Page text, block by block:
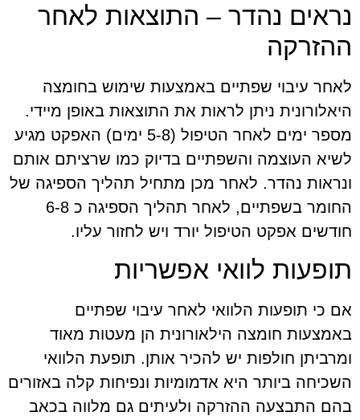
נראים נהדר – התוצאות לאחר
ההזרקה
לאחר עיבוי שפתיים באמצעות שימוש בחומצה
היאלורונית ניתן לראות את התוצאות באופן מיידי.
מספר ימים לאחר הטיפול (5-8 ימים) האפקט מגיע
לשיא העוצמה והשפתיים בדיוק כמו שרציתם אותם
ונראות נהדר. לאחר מכן מתחיל תהליך הספיגה של
החומר בשפתיים, לאחר תהליך הספיגה כ 6-8
חודשים אפקט הטיפול יורד ויש לחזור עליו.
תופעות לוואי אפשריות
אם כי תופעות הלוואי לאחר עיבוי שפתיים
באמצעות חומצה הילאורונית הן מעטות מאוד
ומרביתן חולפות יש להכיר אותן. תופעת הלוואי
השכיחה ביותר היא אדמומיות ונפיחות קלה באזורים
בהם התבצעה ההזרקה ולעיתים גם מלווה בכאב